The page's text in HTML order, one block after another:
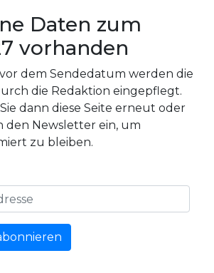
Daten zum
vorhanden
dem Sendedatum werden die
die Redaktion eingepflegt.
dann diese Seite erneut oder
den Newsletter ein, um
zu bleiben.